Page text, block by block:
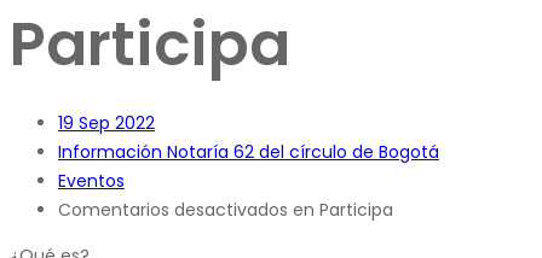
Participa
19 Sep 2022
Información Notaría 62 del círculo de Bogotá
Eventos
Comentarios desactivados en Participa